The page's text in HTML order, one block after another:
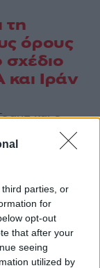
parties, or
for
opt-out
that after your
seeing
utilized by
τη
όρους
Ιράν
και ο
Πέμπτης
στόχο την
η
του